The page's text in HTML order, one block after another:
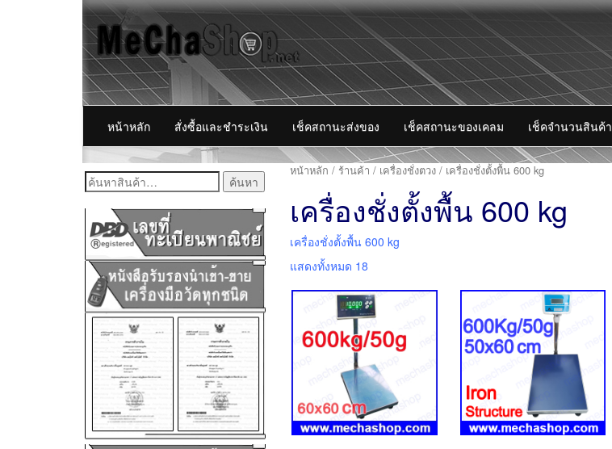
Skip
to
content
หน้าหลัก สั่งซื้อและชำระเงิน เช็คสถานะส่งของ เช็คสถานะของเคลม เช็คจำนวนสินค้า
ค้นหา:
หน้าหลัก / ร้านค้า / เครื่องชั่งตวง / เครื่องชั่งตั้งพื้น 600 kg
เครื่องชั่งตั้งพื้น 600 kg
เครื่องชั่งตั้งพื้น 600 kg
แสดงทั้งหมด 18